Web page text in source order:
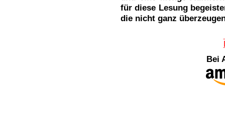
für diese Lesung
die nicht ganz
Bei